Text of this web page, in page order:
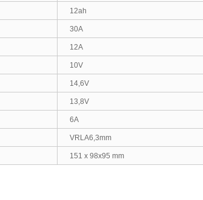
12ah
30A
12A
10V
14,6V
13,8V
6A
VRLA6,3mm
151 x 98x95 mm